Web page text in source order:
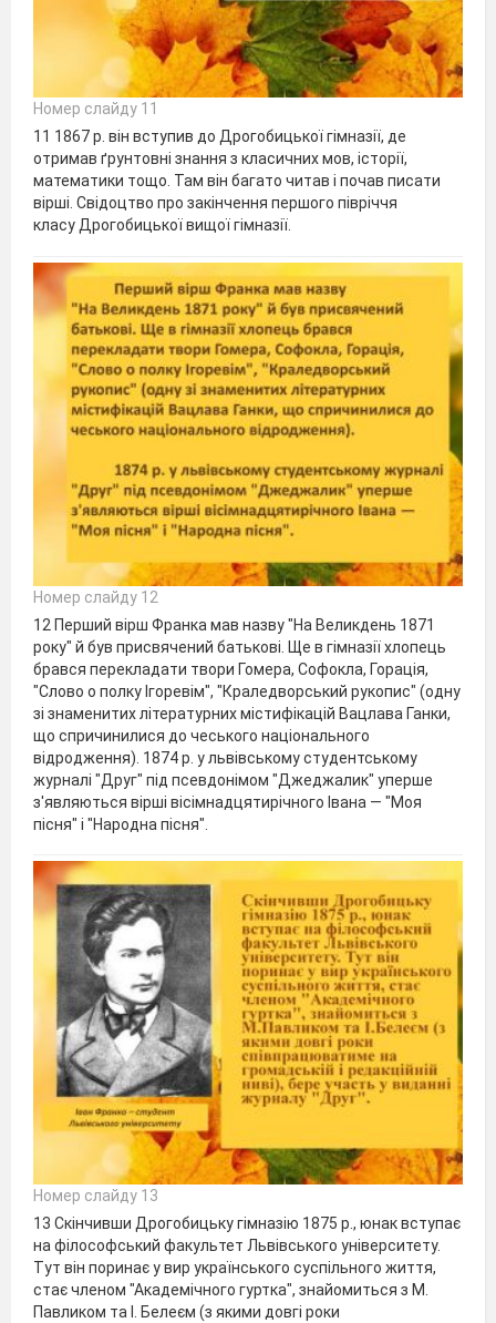
Номер слайду 11
11 1867 р. він вступив до Дрогобицької гімназії, де
отримав ґрунтовні знання з класичних мов, історії,
математики тощо. Там він багато читав і почав писати
вірші. Свідоцтво про закінчення першого півріччя
класу Дрогобицької вищої гімназії.
Номер слайду 12
12 Перший вірш Франка мав назву "На Великдень 1871
року" й був присвячений батькові. Ще в гімназії хлопець
брався перекладати твори Гомера, Софокла, Горація,
"Слово о полку Ігоревім", "Краледворський рукопис" (одну
зі знаменитих літературних містифікацій Вацлава Ганки,
що спричинилися до чеського національного
відродження). 1874 р. у львівському студентському
журналі "Друг" під псевдонімом "Джеджалик" уперше
з'являються вірші вісімнадцятирічного Івана — "Моя
пісня" і "Народна пісня".
Номер слайду 13
13 Скінчивши Дрогобицьку гімназію 1875 р., юнак вступає
на філософський факультет Львівського університету.
Тут він поринає у вир українського суспільного життя,
стає членом "Академічного гуртка", знайомиться з М.
Павликом та І. Белеєм (з якими довгі роки